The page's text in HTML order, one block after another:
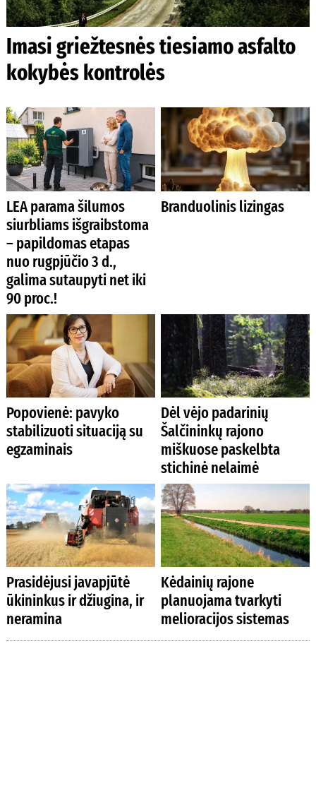
Imasi griežtesnės tiesiamo asfalto
kokybės kontrolės
LEA parama šilumos
siurbliams išgraibstoma
– papildomas etapas
nuo rugpjūčio 3 d.,
galima sutaupyti net iki
90 proc.!
Branduolinis lizingas
Popovienė: pavyko
stabilizuoti situaciją su
egzaminais
Dėl vėjo padarinių
Šalčininkų rajono
miškuose paskelbta
stichinė nelaimė
Prasidėjusi javapjūtė
ūkininkus ir džiugina, ir
neramina
Kėdainių rajone
planuojama tvarkyti
melioracijos sistemas